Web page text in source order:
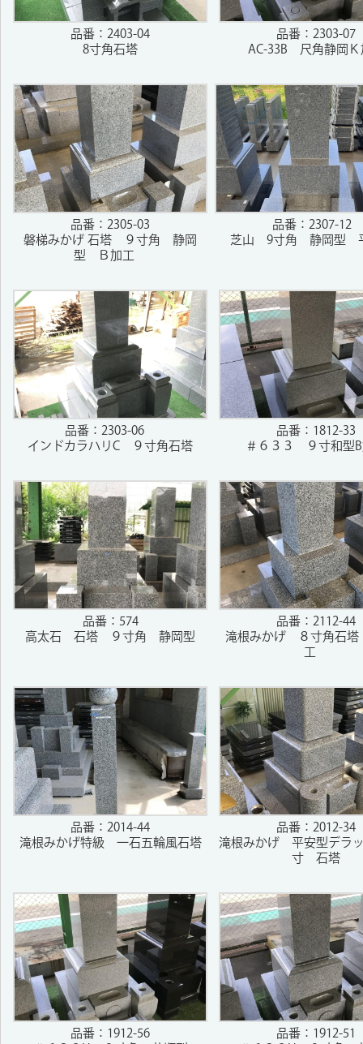
品番：2403-04
8寸角石塔
品番：2303-07
AC-33B 尺角静岡Ｋ
品番：2305-03
磐梯みかげ 石塔 ９寸角 静岡
型 Ｂ加工
品番：2307-12
芝山 9寸角 静岡型
品番：2303-06
インドカラハリC ９寸角石塔
品番：1812-33
＃６３３ ９寸和型
品番：574
高太石 石塔 ９寸角 静岡型
品番：2112-44
滝根みかげ ８寸角石
工
品番：2014-44
滝根みかげ特級 一石五輪風石塔
品番：2012-34
滝根みかげ 平安型デラ
寸 石塔
品番：1912-56
品番：1912-51